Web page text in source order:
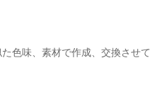
色味、素材で作成、交換させて